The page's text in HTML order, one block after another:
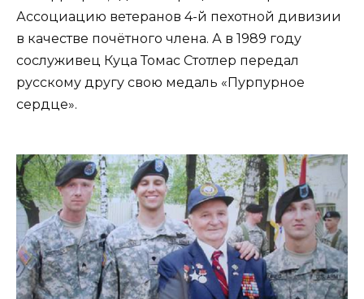
Ассоциацию ветеранов 4-й пехотной дивизии
в качестве почётного члена. А в 1989 году
сослуживец Куца Томас Стотлер передал
русскому другу свою медаль «Пурпурное
сердце».